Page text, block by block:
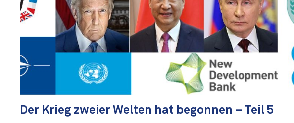
Der Krieg zweier Welten hat begonnen – Teil 5